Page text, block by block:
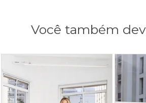
Você também